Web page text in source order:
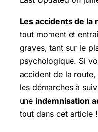
Les accidents de la
tout moment et
graves, tant sur le
psychologique. Si
accident de la
les démarches à
une indemnisation
tout dans cet article !